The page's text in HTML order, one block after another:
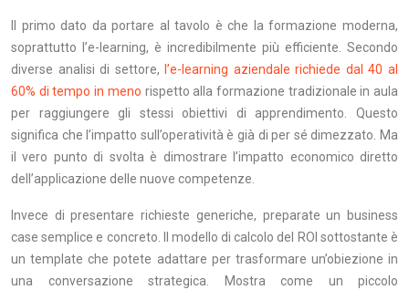
Il primo dato da portare al tavolo è che la formazione moderna,
soprattutto l’e-learning, è incredibilmente più efficiente. Secondo
diverse analisi di settore, l’e-learning aziendale richiede dal 40 al
60% di tempo in meno rispetto alla formazione tradizionale in aula
per raggiungere gli stessi obiettivi di apprendimento. Questo
significa che l’impatto sull’operatività è già di per sé dimezzato. Ma
il vero punto di svolta è dimostrare l’impatto economico diretto
dell’applicazione delle nuove competenze.
Invece di presentare richieste generiche, preparate un business
case semplice e concreto. Il modello di calcolo del ROI sottostante è
un template che potete adattare per trasformare un’obiezione in
una conversazione strategica. Mostra come un piccolo